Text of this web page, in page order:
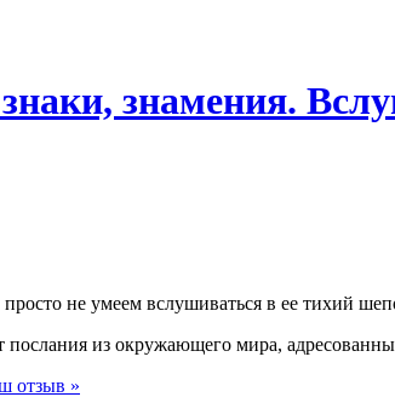
знамения.
не умеем вслушиваться в ее тихий
послания из окружающего мира,
отзыв »